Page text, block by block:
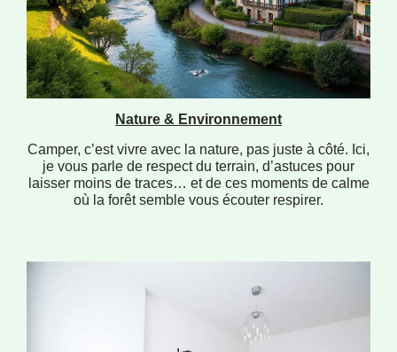
Nature & Environnement
Camper, c’est vivre avec la nature, pas juste à côté. Ici,
je vous parle de respect du terrain, d’astuces pour
laisser moins de traces… et de ces moments de calme
où la forêt semble vous écouter respirer.